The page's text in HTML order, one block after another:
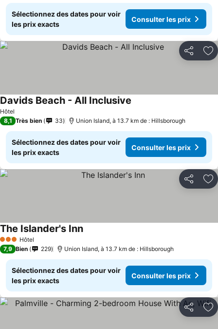
Sélectionnez des dates pour voir
les prix exacts
Consulter les prix
Partager
Hôtel
Davids Beach - All Inclusive
8,1 Très bien 33 Union Island, à 13.7 km de : Hillsborough
Sélectionnez des dates pour voir
les prix exacts
Consulter les prix
Partager
3 ÉtoilesHôtel
The Islander's InnConsulter les prix
7,9 Bien 229 Union Island, à 13.7 km de : Hillsborough
Sélectionnez des dates pour voir
les prix exacts
Consulter les prix
Partager